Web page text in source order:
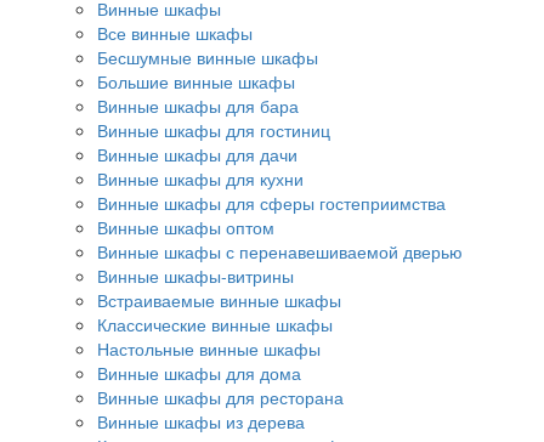
Винные шкафы
Все винные шкафы
Бесшумные винные шкафы
Большие винные шкафы
Винные шкафы для бара
Винные шкафы для гостиниц
Винные шкафы для дачи
Винные шкафы для кухни
Винные шкафы для сферы гостеприимства
Винные шкафы оптом
Винные шкафы с перенавешиваемой дверью
Винные шкафы-витрины
Встраиваемые винные шкафы
Классические винные шкафы
Настольные винные шкафы
Винные шкафы для дома
Винные шкафы для ресторана
Винные шкафы из дерева